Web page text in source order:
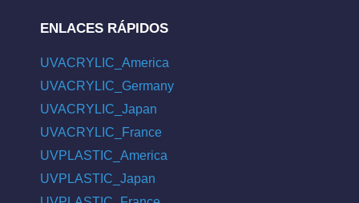
ENLACES RÁPIDOS
UVACRYLIC_America
UVACRYLIC_Germany
UVACRYLIC_Japan
UVACRYLIC_France
UVPLASTIC_America
UVPLASTIC_Japan